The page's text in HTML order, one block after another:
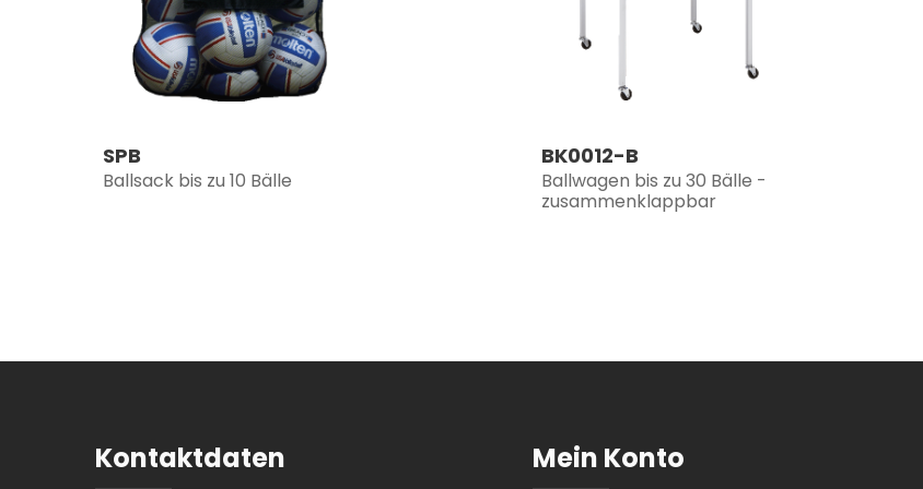
SPB
Ballsack bis zu 10 Bälle
BK0012-B
Ballwagen bis zu 30 Bälle -
zusammenklappbar
Kontaktdaten Mein Konto